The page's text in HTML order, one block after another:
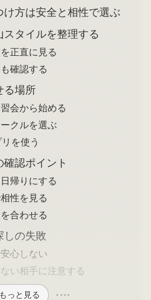
け方は安全と相性で選ぶ
スタイルを整理する
正直に見る
確認する
る場所
会から始める
クルを選ぶ
を使う
認ポイント
帰りにする
性を見る
合わせる
しの失敗
心しない
い相手に注意する
もっと見る